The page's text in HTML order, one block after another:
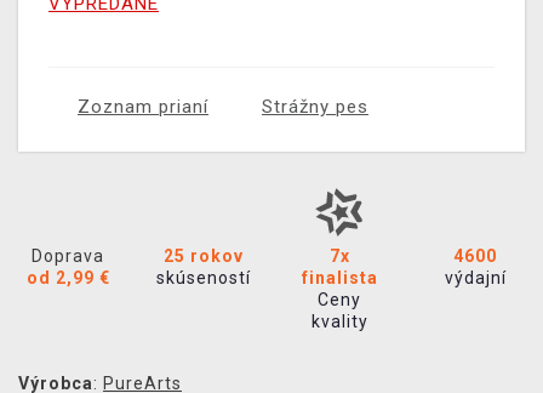
Zoznam prianí Strážny pes
Doprava
od 2,99 €
25 rokov
skúseností
7x
finalista
Ceny
kvality
4600
výdajní
Výrobca: PureArts